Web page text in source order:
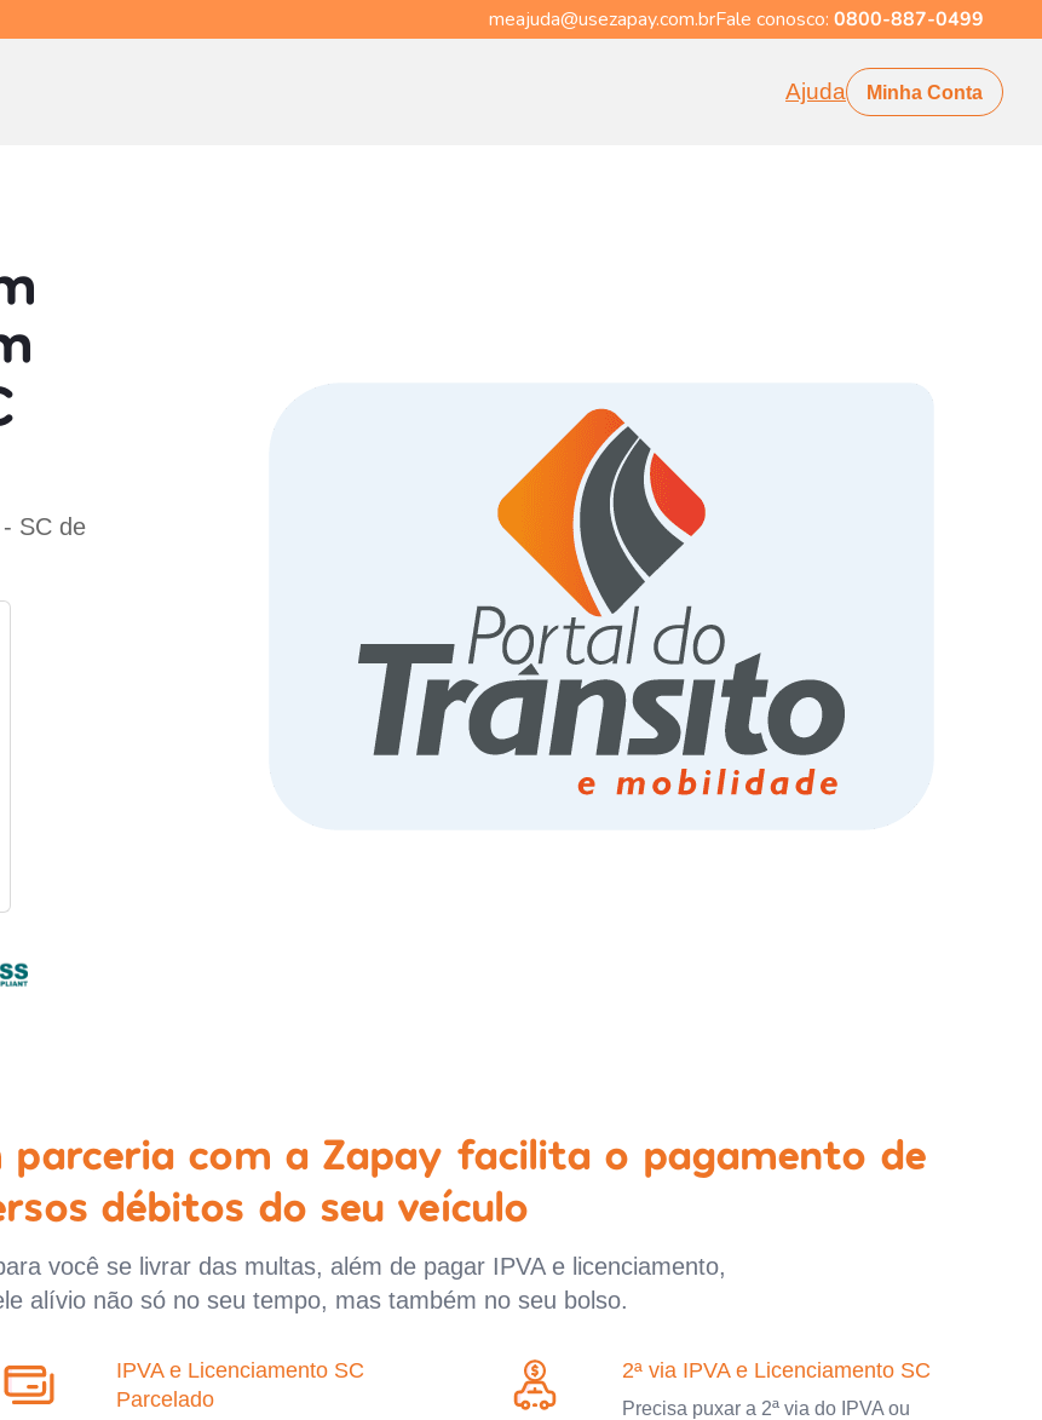
meajuda@usezapay.com.brFale conosco: 0800-887-0499
Ajuda Minha Conta
SC de
com a Zapay facilita o pagamento de
débitos do seu veículo
você se livrar das multas, além de pagar IPVA e licenciamento,
alívio não só no seu tempo, mas também no seu bolso.
IPVA e Licenciamento SC
Parcelado
2ª via IPVA e Licenciamento SC
Precisa puxar a 2ª via do IPVA ou